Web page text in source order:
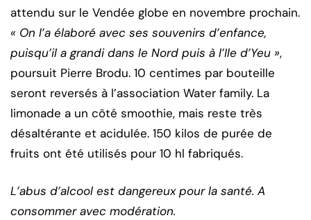
attendu sur le Vendée globe en novembre prochain.
« On l’a élaboré avec ses souvenirs d’enfance,
puisqu’il a grandi dans le Nord puis à l’Ile d’Yeu »,
poursuit Pierre Brodu. 10 centimes par bouteille
seront reversés à l’association Water family. La
limonade a un côté smoothie, mais reste très
désaltérante et acidulée. 150 kilos de purée de
fruits ont été utilisés pour 10 hl fabriqués.
L’abus d’alcool est dangereux pour la santé. A
consommer avec modération.